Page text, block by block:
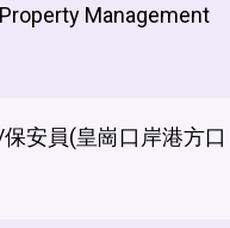
Management
安員(皇崗口岸港方口